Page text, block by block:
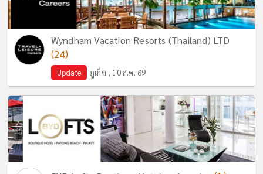
Wyndham Vacation Resorts (Thailand) LTD
(24)
Update ภูเก็ต , 10 ส.ค. 69